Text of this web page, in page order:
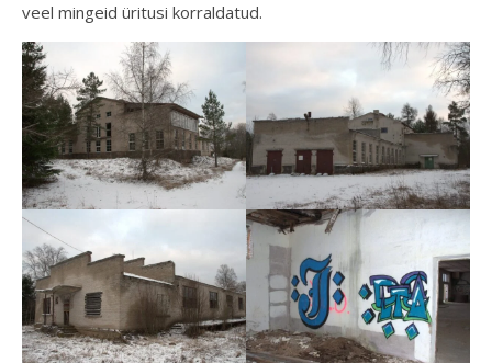
veel mingeid üritusi korraldatud.